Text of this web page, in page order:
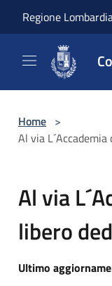
Regione
Home >
Al via
Al via
libero
Ultimo